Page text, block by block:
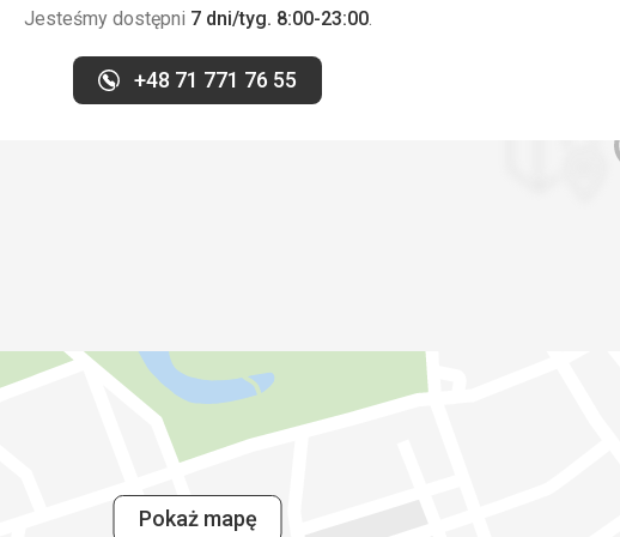
Jesteśmy dostępni 7 dni/tyg. 8:00-23:00.
+48 71 771 76 55
Pokaż mapę